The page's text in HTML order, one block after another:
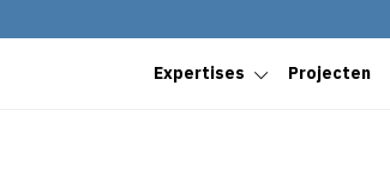
Expertises Projecten